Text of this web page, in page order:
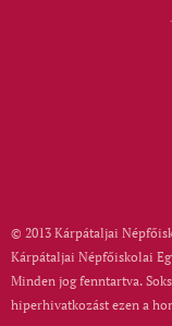
© 2013 Kárpátaljai
Kárpátaljai Népfőiskolai
Minden jog fenntartva.
hiperhivatkozást ezen a